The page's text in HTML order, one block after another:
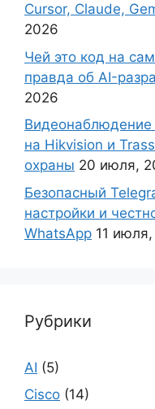
Cursor, Claude,
2026
Чей это код на
правда об AI-
2026
на Hikvision и
охраны 20 июля,
Безопасный
настройки и
WhatsApp 11
Рубрики
AI (5)
Cisco (14)